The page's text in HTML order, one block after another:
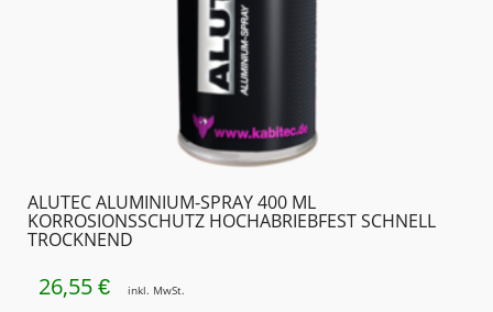
ALUTEC ALUMINIUM-SPRAY 400 ML
KORROSIONSSCHUTZ HOCHABRIEBFEST SCHNELL
TROCKNEND
26,55 € inkl. MwSt.